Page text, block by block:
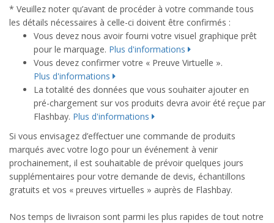
* Veuillez noter qu’avant de procéder à votre commande tous
les détails nécessaires à celle-ci doivent être confirmés :
Vous devez nous avoir fourni votre visuel graphique prêt
pour le marquage. Plus d'informations
Vous devez confirmer votre « Preuve Virtuelle ».
Plus d'informations
La totalité des données que vous souhaiter ajouter en
pré-chargement sur vos produits devra avoir été reçue par
Flashbay. Plus d'informations
Si vous envisagez d’effectuer une commande de produits
marqués avec votre logo pour un événement à venir
prochainement, il est souhaitable de prévoir quelques jours
supplémentaires pour votre demande de devis, échantillons
gratuits et vos « preuves virtuelles » auprès de Flashbay.
Nos temps de livraison sont parmi les plus rapides de tout notre